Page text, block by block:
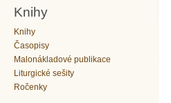
Knihy
Knihy
Časopisy
Malonákladové publikace
Liturgické sešity
Ročenky